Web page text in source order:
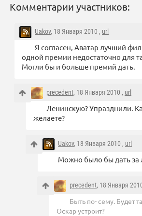
Комментарии участников:
Uakov, 18 Января 2010 , url
Я согласен, Аватар лучший
одной премии недостаточно для
Могли бы и больше премий дать.
precedent, 18 Января 2010 , url
Ленинскую? Упразднили.
желаете?
Uakov, 18 Января 2010 , url
Можно было бы дать за
precedent, 18 Января
Быть по- сему. Будет
Оскар устроит?